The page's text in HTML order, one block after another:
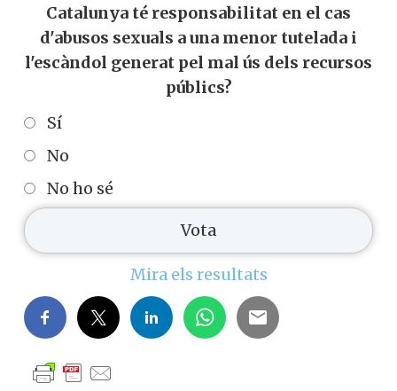
Catalunya té responsabilitat en el cas
d'abusos sexuals a una menor tutelada i
l'escàndol generat pel mal ús dels recursos
públics?
Sí
No
No ho sé
Mira els resultats